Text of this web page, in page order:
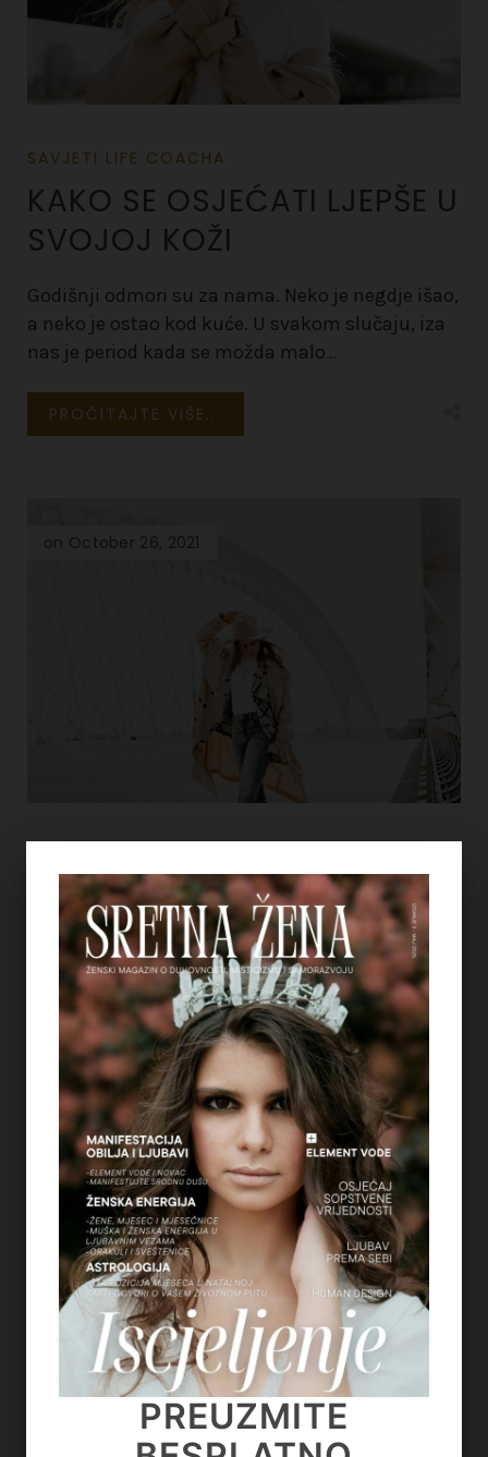
SAVJETI LIFE COACHA
KAKO SE OSJEĆATI LJEPŠE U
SVOJOJ KOŽI
Godišnji odmori su za nama. Neko je negdje išao,
a neko je ostao kod kuće. U svakom slučaju, iza
nas je period kada se možda malo…
PROČITAJTE VIŠE...
on October 26, 2021
KAKO DA ZNAMO DA SMO
NA PRAVOM ŽIVOTNOM
PUTU
Svima nam je poznat osjećaj kada se pitamo
gdje i kako? U biti nam se čitav život vrti oko
traženja našeg pravog puta i tu naravno
PROČITAJTE VIŠE...
on October 26, 2021
PREUZMITE
PREUZMITE